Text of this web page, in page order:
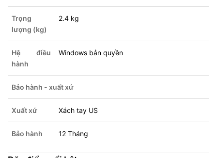
Trọng
lượng (kg)
2.4 kg
Hệ điều
hành
Windows bản quyền
Bảo hành - xuất xứ
Xuất xứ Xách tay US
Bảo hành 12 Tháng